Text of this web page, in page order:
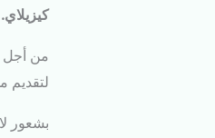
كيزيلاي.
من أجل
لتقديم
بشعور